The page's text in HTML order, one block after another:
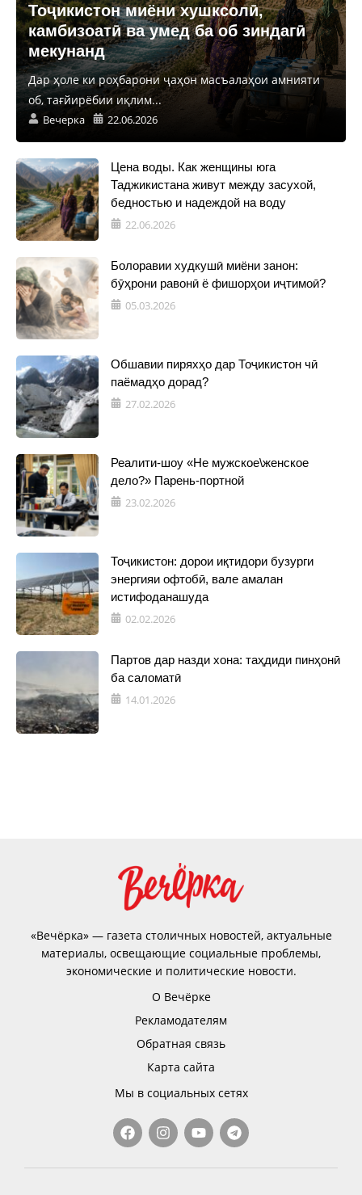
Тоҷикистон миёни хушксолӣ,
камбизоатӣ ва умед ба об зиндагӣ
мекунанд
Дар ҳоле ки роҳбарони ҷаҳон масъалаҳои амнияти
об, тағйирёбии иқлим...
Вечерка 22.06.2026
Цена воды. Как женщины юга
Таджикистана живут между засухой,
бедностью и надеждой на воду
22.06.2026
Болоравии худкушӣ миёни занон:
бӯҳрони равонӣ ё фишорҳои иҷтимоӣ?
05.03.2026
Обшавии пиряхҳо дар Тоҷикистон чӣ
паёмадҳо дорад?
27.02.2026
Реалити-шоу «Не мужское\женское
дело?» Парень-портной
23.02.2026
Тоҷикистон: дорои иқтидори бузурги
энергияи офтобӣ, вале амалан
истифоданашуда
02.02.2026
Партов дар назди хона: таҳдиди пинҳонӣ
ба саломатӣ
14.01.2026
«Вечёрка» — газета столичных новостей, актуальные
материалы, освещающие социальные проблемы,
экономические и политические новости.
О Вечёрке
Рекламодателям
Обратная связь
Карта сайта
Мы в социальных сетях